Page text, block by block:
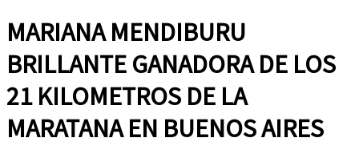
MARIANA MENDIBURU
BRILLANTE GANADORA DE LOS
21 KILOMETROS DE LA
MARATANA EN BUENOS AIRES